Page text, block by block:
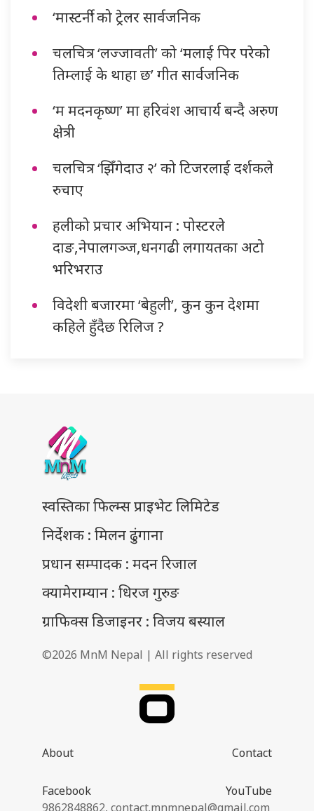
‘मास्टर्नी’ को ट्रेलर सार्वजनिक
चलचित्र ‘लज्जावती’ को ‘मलाई पिर परेको
तिम्लाई के थाहा छ’ गीत सार्वजनिक
‘म मदनकृष्ण’ मा हरिवंश आचार्य बन्दै अरुण
क्षेत्री
चलचित्र ‘झिँगेदाउ २’ को टिजरलाई दर्शकले
रुचाए
हलीको प्रचार अभियान : पोस्टरले
दाङ,नेपालगञ्ज,धनगढी लगायतका अटो
भरिभराउ
विदेशी बजारमा ‘बेहुली’, कुन कुन देशमा
कहिले हुँदैछ रिलिज ?
स्वस्तिका फिल्म्स प्राइभेट लिमिटेड
निर्देशक : मिलन ढुंगाना
प्रधान सम्पादक : मदन रिजाल
क्यामेराम्यान : धिरज गुरुङ
ग्राफिक्स डिजाइनर : विजय बस्याल
©2026 MnM Nepal | All rights reserved
About Contact
Facebook
YouTube
9862848862, contact.mnmnepal@gmail.com